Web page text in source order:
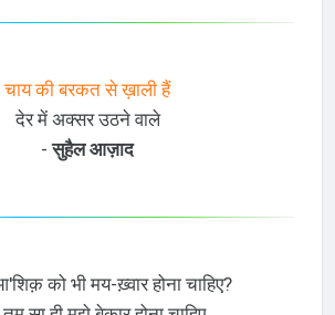
चाय की बरकत से ख़ाली हैं
देर में अक्सर उठने वाले
-सुहैल आज़ाद
को भी मय-ख़्वार होना चाहिए?